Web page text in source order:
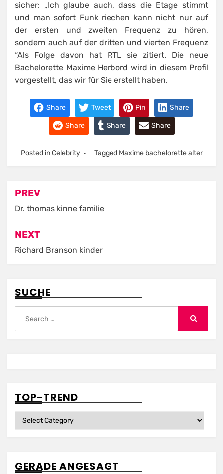
sicher: „Ich glaube auch, dass die Etage stimmt
und man sofort Funk riechen kann nicht nur auf
der ersten und zweiten Frequenz zu hören,
sondern auch auf der dritten und vierten Frequenz
“Als Folge davon hat RTL sie zitiert. Die neue
Bachelorette Maxime Herbord wird in diesem Profil
vorgestellt, das wir für Sie erstellt haben.
Share Tweet Pin Share
Share Share Share
Posted inCelebrity Tagged Maxime bachelorette alter
Post
navigation
PREV
Dr. thomas kinne familie
NEXT
Richard Branson kinder
SUCHE
TOP-TREND
Top-
GERADE ANGESAGT